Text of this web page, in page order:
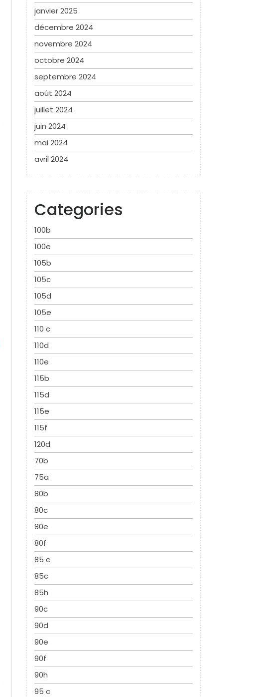
janvier 2025
décembre 2024
novembre 2024
octobre 2024
septembre 2024
août 2024
juillet 2024
juin 2024
mai 2024
avril 2024
Categories
100b
100e
105b
105c
105d
105e
110 c
110d
110e
115b
115d
115e
115f
120d
70b
75a
80b
80c
80e
80f
85 c
85c
85h
90c
90d
90e
90f
90h
95 c